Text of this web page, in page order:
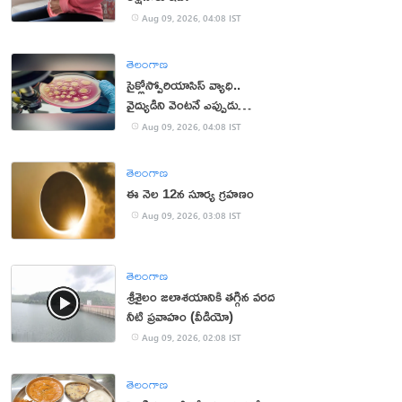
Aug 09, 2026, 04:08 IST
తెలంగాణ
సైక్లోస్పోరియాసిస్ వ్యాధి..
వైద్యుడిని వెంటనే ఎప్పుడు
సంప్రదించాలంటే?
Aug 09, 2026, 04:08 IST
తెలంగాణ
ఈ నెల 12న సూర్య గ్రహణం
Aug 09, 2026, 03:08 IST
తెలంగాణ
శ్రీశైలం జలాశయానికి తగ్గిన వరద
నీటి ప్రవాహం (వీడియో)
Aug 09, 2026, 02:08 IST
తెలంగాణ